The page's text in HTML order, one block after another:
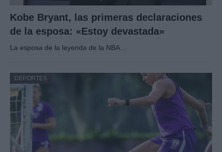
Kobe Bryant, las primeras declaraciones
de la esposa: «Estoy devastada»
La esposa de la leyenda de la NBA…
DEPORTES